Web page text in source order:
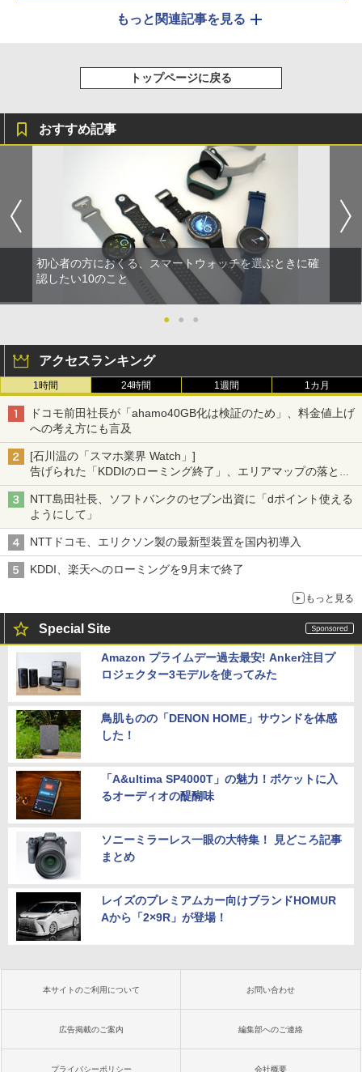
もっと関連記事を見る
トップページに戻る
おすすめ記事
初心者の方におくる、スマートウォッチを選ぶときに確
認したい10のこと
● ● ●
アクセスランキング
1時間 24時間 1週間 1カ月
ドコモ前田社長が「ahamo40GB化は検証のため」、料金値上げ
への考え方にも言及
[石川温の「スマホ業界 Watch」]
告げられた「KDDIのローミング終了」、エリアマップの落とし
穴と楽天モバイルの課題
NTT島田社長、ソフトバンクのセブン出資に「dポイント使える
ようにして」
NTTドコモ、エリクソン製の最新型装置を国内初導入
KDDI、楽天へのローミングを9月末で終了
もっと見る
Special Site
Amazon プライムデー過去最安! Anker注目プ
ロジェクター3モデルを使ってみた
鳥肌ものの「DENON HOME」サウンドを体感
した！
「A&ultima SP4000T」の魅力！ポケットに入
るオーディオの醍醐味
ソニーミラーレス一眼の大特集！ 見どころ記事
まとめ
レイズのプレミアムカー向けブランドHOMUR
Aから「2×9R」が登場！
本サイトのご利用について お問い合わせ
広告掲載のご案内 編集部へのご連絡
プライバシーポリシー 会社概要